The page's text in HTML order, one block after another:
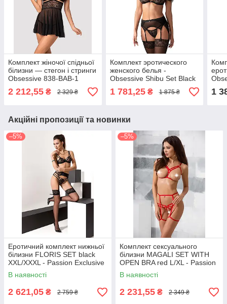
Комплект жіночої спідньої
білизни — стегон і стринги
Obsessive 838-BAB-1
babydoll & thong black S/M
2 212,55 ₴ 2 329 ₴
Комплект эротического
женского белья -
Obsessive Shibu Set Black
S/M
1 781,25₴ 1 875 ₴ 1
Акційні пропозиції та новинки
–5%
Еротичний комплект нижньої
білизни FLORIS SET black
XXL/XXXL - Passion Exclusive
В наявності
2 621,05 ₴ 2 759 ₴
–5%
Комплект сексуального
білизни MAGALI SET WITH
OPEN BRA red L/XL - Passion
Exclusive
В наявності
2 231,55 ₴ 2 349 ₴